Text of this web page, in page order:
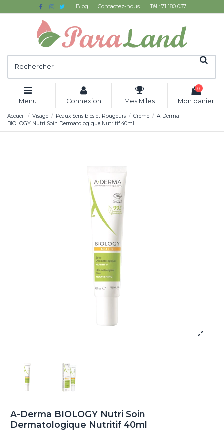
Blog Contactez-nous Tél : 71 180 037
Menu Connexion Mes Miles
0
Mon panier
Accueil Visage Peaux Sensibles et Rougeurs Crème
A-Derma
BIOLOGY Nutri Soin Dermatologique Nutritif 40ml
A-Derma BIOLOGY Nutri Soin
Dermatologique Nutritif 40ml